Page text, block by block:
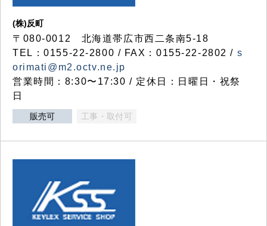
(株)反町
〒080-0012 北海道帯広市西二条南5-18
TEL：0155-22-2800 / FAX：0155-22-2802 / s
orimati@m2.octv.ne.jp
営業時間：8:30〜17:30 / 定休日：日曜日・祝祭
日
販売可 工事・取付可